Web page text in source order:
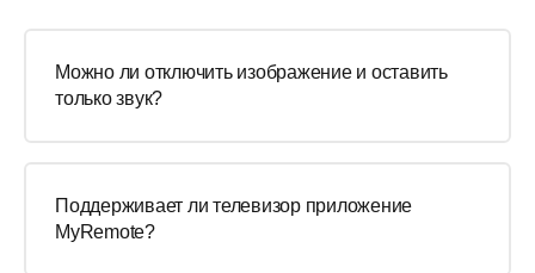
Можно ли отключить изображение и оставить
только звук?
Поддерживает ли телевизор приложение
MyRemote?